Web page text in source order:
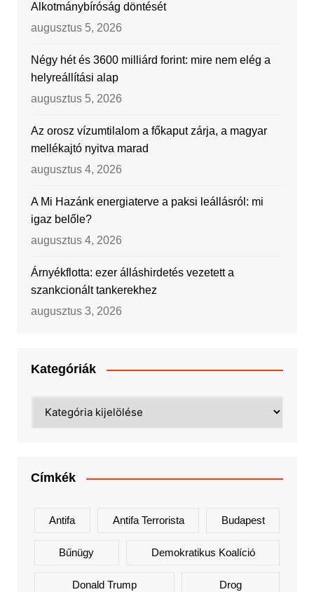
Alkotmánybíróság döntését
augusztus 5, 2026
Négy hét és 3600 milliárd forint: mire nem elég a
helyreállítási alap
augusztus 5, 2026
Az orosz vízumtilalom a főkaput zárja, a magyar
mellékajtó nyitva marad
augusztus 4, 2026
A Mi Hazánk energiaterve a paksi leállásról: mi
igaz belőle?
augusztus 4, 2026
Árnyékflotta: ezer álláshirdetés vezetett a
szankcionált tankerekhez
augusztus 3, 2026
Kategóriák
Címkék
Antifa Antifa Terrorista Budapest
Bűnügy Demokratikus Koalíció
Donald Trump Drog